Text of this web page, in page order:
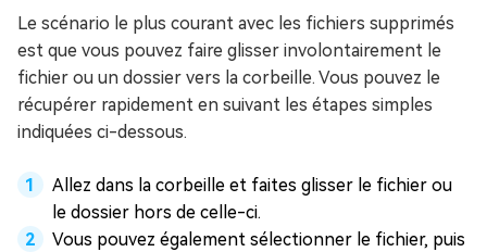
Le scénario le plus courant avec les fichiers supprimés
est que vous pouvez faire glisser involontairement le
fichier ou un dossier vers la corbeille. Vous pouvez le
récupérer rapidement en suivant les étapes simples
indiquées ci-dessous.
Allez dans la corbeille et faites glisser le fichier ou
le dossier hors de celle-ci.
Vous pouvez également sélectionner le fichier, puis